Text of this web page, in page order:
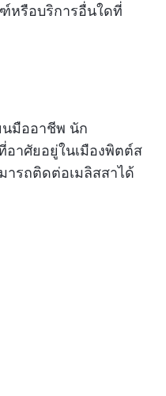
หรือบริการอื่นใดที่
นมืออาชีพ นัก
าศัยอยู่ในเมืองพิตต์ส
ารถติดต่อเมลิสสาได้